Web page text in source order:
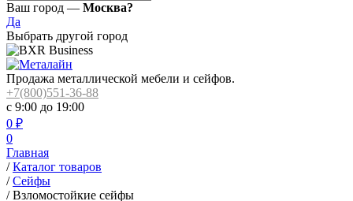
Ваш город — Москва?
Да
Выбрать другой город
Продажа металлической мебели и сейфов.
+7(800)551-36-88
с 9:00 до 19:00
0 ₽
0
Главная
/ Каталог товаров
/ Сейфы
/ Взломостойкие сейфы